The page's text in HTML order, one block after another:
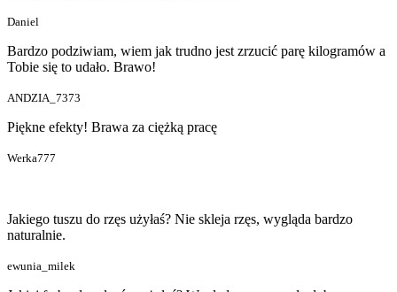
Daniel
Bardzo podziwiam, wiem jak trudno jest zrzucić parę kilogramów a
Tobie się to udało. Brawo!
ANDZIA_7373
Piękne efekty! Brawa za ciężką pracę
Werka777
Jakiego tuszu do rzęs użyłaś? Nie skleja rzęs, wygląda bardzo
naturalnie.
ewunia_milek